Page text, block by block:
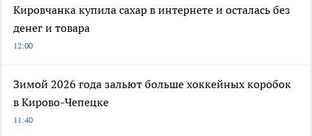
Кировчанка купила сахар в интернете и осталась без
денег и товара
12:00
Зимой 2026 года зальют больше хоккейных коробок
в Кирово-Чепецке
11:40